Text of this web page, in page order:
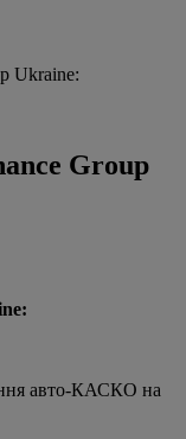
Ukraine:
Group
авто-КАСКО на